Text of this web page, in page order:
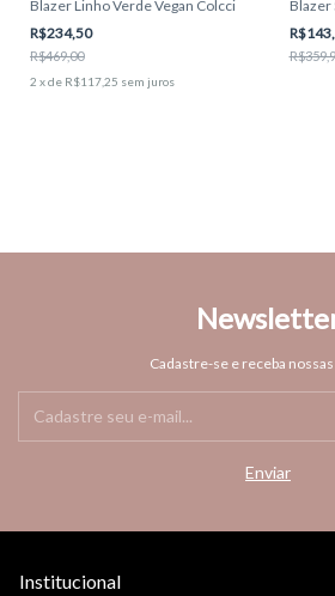
Blazer Linho Verde Vegan Colcci
R$234,50
R$469,00
2 xde R$117,25 sem juros
Blazer
Cadastre-se e receba
Institucional